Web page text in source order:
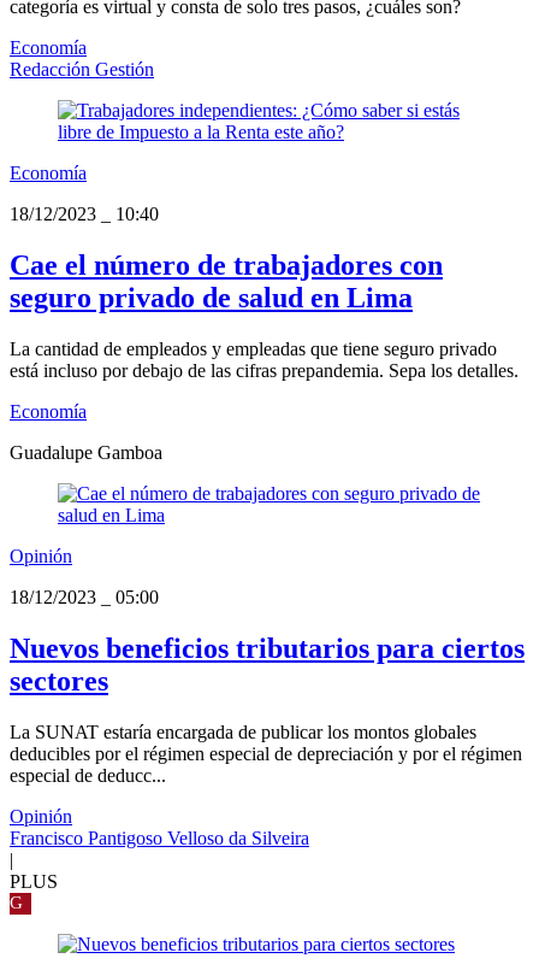
categoría es virtual y consta de solo tres pasos, ¿cuáles son?
Economía
Redacción Gestión
Economía
18/12/2023
10:40
Cae el número de trabajadores con
seguro privado de salud en Lima
La cantidad de empleados y empleadas que tiene seguro privado
está incluso por debajo de las cifras prepandemia. Sepa los detalles.
Economía
Guadalupe Gamboa
Opinión
18/12/2023
05:00
Nuevos beneficios tributarios para ciertos
sectores
La SUNAT estaría encargada de publicar los montos globales
deducibles por el régimen especial de depreciación y por el régimen
especial de deducc...
Opinión
Francisco Pantigoso Velloso da Silveira
|
PLUS
G